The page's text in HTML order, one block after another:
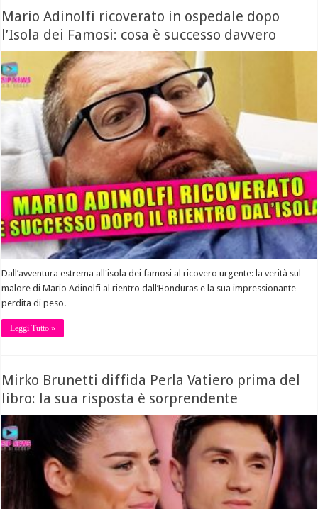
Mario Adinolfi ricoverato in ospedale dopo
l’Isola dei Famosi: cosa è successo davvero
Dall’avventura estrema all'isola dei famosi al ricovero urgente: la verità sul
malore di Mario Adinolfi al rientro dall’Honduras e la sua impressionante
perdita di peso.
Leggi Tutto »
Mirko Brunetti diffida Perla Vatiero prima del
libro: la sua risposta è sorprendente